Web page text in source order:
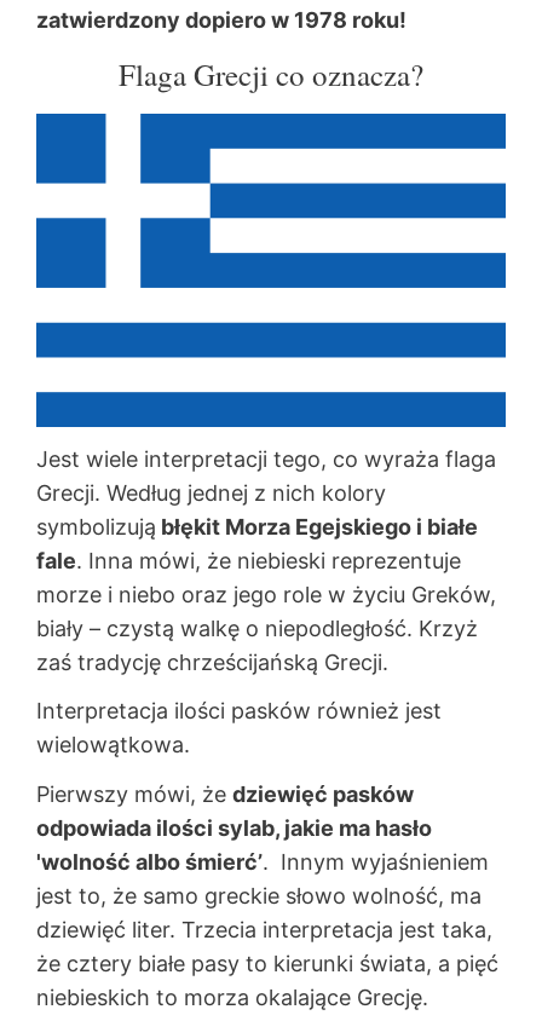
zatwierdzony dopiero w 1978 roku!
Flaga Grecji co oznacza?
Jest wiele interpretacji tego, co wyraża flaga
Grecji. Według jednej z nich kolory
symbolizują błękit Morza Egejskiego i białe
fale. Inna mówi, że niebieski reprezentuje
morze i niebo oraz jego role w życiu Greków,
biały – czystą walkę o niepodległość. Krzyż
zaś tradycję chrześcijańską Grecji.
Interpretacja ilości pasków również jest
wielowątkowa.
Pierwszy mówi, że dziewięć pasków
odpowiada ilości sylab, jakie ma hasło
'wolność albo śmierć’. Innym wyjaśnieniem
jest to, że samo greckie słowo wolność, ma
dziewięć liter. Trzecia interpretacja jest taka,
że cztery białe pasy to kierunki świata, a pięć
niebieskich to morza okalające Grecję.